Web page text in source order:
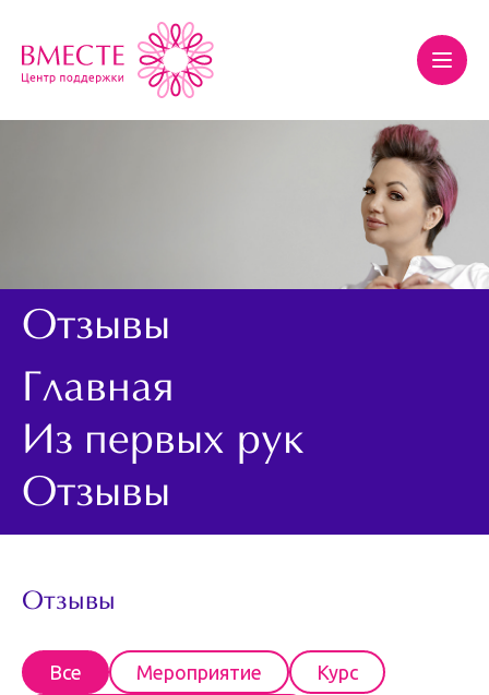
Отзывы
Главная
Из первых рук
Отзывы
Отзывы
Все Мероприятие
Курс